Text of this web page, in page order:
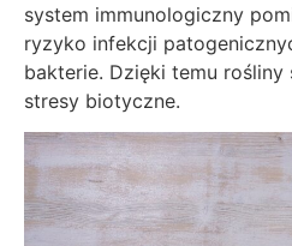
system immunologiczny
ryzyko infekcji
bakterie. Dzięki temu rośliny
stresy biotyczne.